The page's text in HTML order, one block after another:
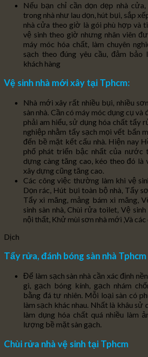
Nếu bạn chỉ cần dọn dẹp nhà
trong nhà như lau dọn, hút bụi, sắp
nhà cửa theo giờ là gói phù hợp và
vệ sinh theo giờ nhưng nhân viên
máy móc hóa chất, làm chuyên
sạch theo đúng yêu cầu, đảm bảo
khách hàng
Vệ sinh nhà mới xây tại Tphcm:
Nhà mới xây rất nhiều bụi, nhiều
sàn nhà. Cần có máy móc dụng cụ và
phải am hiểu, sử dụng hóa chất tẩy
nghiệp nhằm tẩy sạch mọi vết bẩn
đến bề mặt kết cấu nhà. Hiện nay
phố phát triển bậc nhất của nước
dựng càng tăng cao, kéo theo đó là
xây dựng cũng tăng cao.
Các công việc thường làm khi vệ
Dọn rác, Hút bụi toàn bộ nhà, Tẩy
Tẩy xi măng, mảng bám xi măng,
sinh sàn nhà, Chùi rửa toilet, Vệ
nội thất, Khử mùi sơn nhà mới ,Và các
Dịch
Tẩy rửa, đánh bóng sàn nhà Tphcm
Để làm sạch sàn nhà cần xác định
gì, gạch bóng kính, gạch nhám
bằng đá tự nhiên. Mỗi loại sàn có
làm sạch khác nhau. Nhất là khâu sử
làm dụng hóa chất quá nhiều làm
lượng bề mặt sàn gạch.
Chùi rửa nhà vệ sinh tại Tphcm